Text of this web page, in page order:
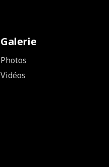
Galerie
Photos
Vidéos